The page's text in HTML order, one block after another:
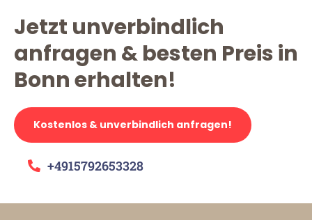
Jetzt unverbindlich
anfragen & besten Preis in
Bonn erhalten!
Kostenlos & unverbindlich anfragen!
+4915792653328